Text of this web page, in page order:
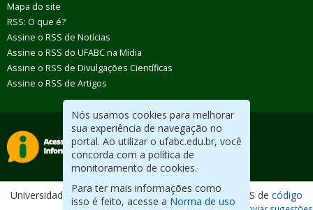
Nós usamos cookies para melhorar
sua experiência de navegação no
portal. Ao utilizar o ufabc.edu.br, você
concorda com a política de
monitoramento de cookies.
Para ter mais informações como
isso é feito, acesse a Norma de uso
Mapa do site
RSS: O que é?
Assine o RSS de Notícias
Assine o RSS do UFABC na Mídia
Assine o RSS de Divulgações Científicas
Assine o RSS de Artigos
Universidade Federal do ABC. Desenvolvido com CMS de código